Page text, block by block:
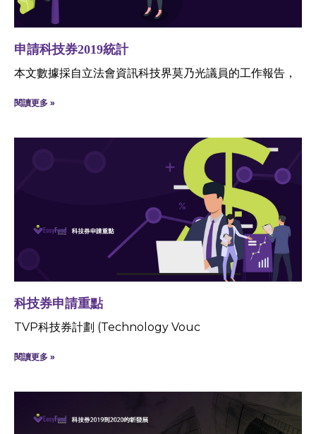
申請科技券2019統計
本文數據採自立法會資訊科技界莫乃光議員的工作報告，
閱讀更多 »
科技券申請重點
TVP科技券計劃 (Technology Vouc
閱讀更多 »